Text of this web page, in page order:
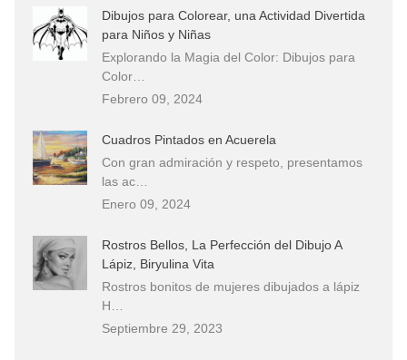
Dibujos para Colorear, una Actividad Divertida
para Niños y Niñas
Explorando la Magia del Color: Dibujos para
Color…
Febrero 09, 2024
Cuadros Pintados en Acuerela
Con gran admiración y respeto, presentamos
las ac…
Enero 09, 2024
Rostros Bellos, La Perfección del Dibujo A
Lápiz, Biryulina Vita
Rostros bonitos de mujeres dibujados a lápiz
H…
Septiembre 29, 2023